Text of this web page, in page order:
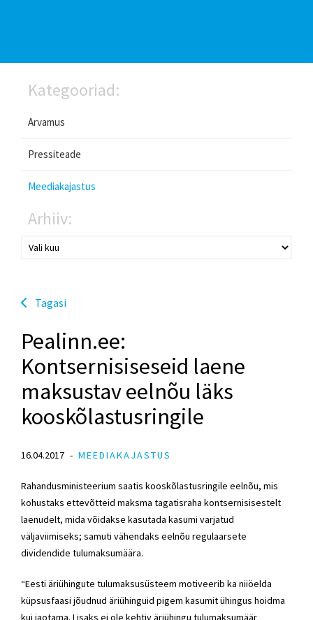
Kategooriad:
Arvamus
Pressiteade
Meediakajastus
Arhiiv:
Tagasi
Pealinn.ee:
Kontsernisiseseid laene
maksustav eelnõu läks
kooskõlastusringile
16.04.2017 MEEDIAKAJASTUS
Rahandusministeerium saatis kooskõlastusringile eelnõu, mis
kohustaks ettevõtteid maksma tagatisraha kontsernisisestelt
laenudelt, mida võidakse kasutada kasumi varjatud
väljaviimiseks; samuti vähendaks eelnõu regulaarsete
dividendide tulumaksumäära.
“Eesti äriühingute tulumaksusüsteem motiveerib ka niiöelda
küpsusfaasi jõudnud äriühinguid pigem kasumit ühingus hoidma
kui jaotama. Lisaks ei ole kehtiv äriühingu tulumaksumäär